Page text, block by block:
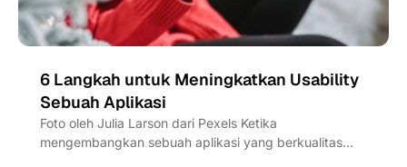
6 Langkah untuk Meningkatkan Usability
Sebuah Aplikasi
Foto oleh Julia Larson dari Pexels Ketika
mengembangkan sebuah aplikasi yang berkualitas